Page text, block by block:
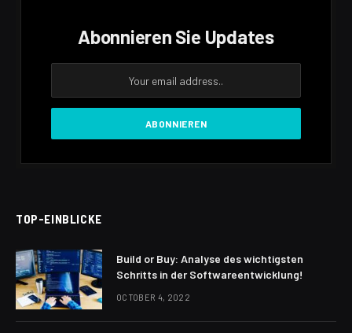
Abonnieren Sie Updates
TOP-EINBLICKE
Build or Buy: Analyse des wichtigsten
Schritts in der Softwareentwicklung!
OCTOBER 4, 2022